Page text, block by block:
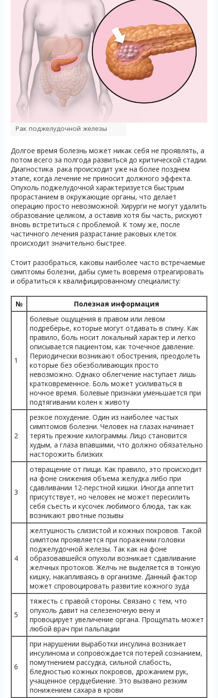
Рак поджелудочной железы
Долгое время болезнь может никак себя не проявлять, а
потом всего за полгода развиться до критической стадии.
Диагностика рака происходит уже на более позднем
этапе, когда лечение не приносит должного эффекта.
Опухоль поджелудочной характеризуется быстрым
прорастанием в окружающие органы, что делает
операцию просто невозможной. Хирурги не могут удалить
образование целиком, а оставив хотя бы часть, рискуют
вновь встретиться с проблемой. К тому же, после
частичного лечения разрастание раковых клеток
происходит значительно быстрее.
Стоит разобраться, каковы наиболее часто встречаемые
симптомы болезни, дабы суметь вовремя отреагировать
и обратиться к квалифицированному специалисту:
№ Полезная информация
1
болевые ощущения в правом или левом
подреберье, которые могут отдавать в спину. Как
правило, боль носит локальный характер и легко
описывается пациентом, как точечное давление.
Периодически возникают обострения, преодолеть
которые без обезболивающих просто
невозможно. Однако облегчение наступает лишь
кратковременное. Боль может усиливаться в
ночное время. Болевые признаки уменьшается при
подтягивании колен к животу
2
резкое похудение. Один из наиболее частых
симптомов болезни. Человек на глазах начинает
терять прежние килограммы. Лицо становится
худым, а глаза впавшими, что должно обязательно
насторожить близких
3
отвращение от пищи. Как правило, это происходит
на фоне снижения объема желудка либо при
сдавливании 12-перстной кишки. Иногда аппетит
присутствует, но человек не может пересилить
себя съесть и кусочек любимого блюда, так как
возникают рвотные позывы
4
желтушность слизистой и кожных покровов. Такой
симптом проявляется при поражении головки
поджелудочной железы. Так как на фоне
образовавшейся опухоли возникает сдавливание
желчных протоков. Желчь не выделяется в тонкую
кишку, накапливаясь в организме. Данный фактор
может спровоцировать развитие кожного зуда
5
тяжесть с правой стороны. Связано с тем, что
опухоль давит на селезеночную вену и
провоцирует увеличение органа. Прощупать может
любой врач при пальпации
6
при нарушении выработки инсулина возникает
инсулинома и сопровождается потерей сознанием,
помутнением рассудка, сильной слабость,
бледностью кожных покровов, дрожанием рук,
учащенное сердцебиение. Это вызвано резким
понижением сахара в крови